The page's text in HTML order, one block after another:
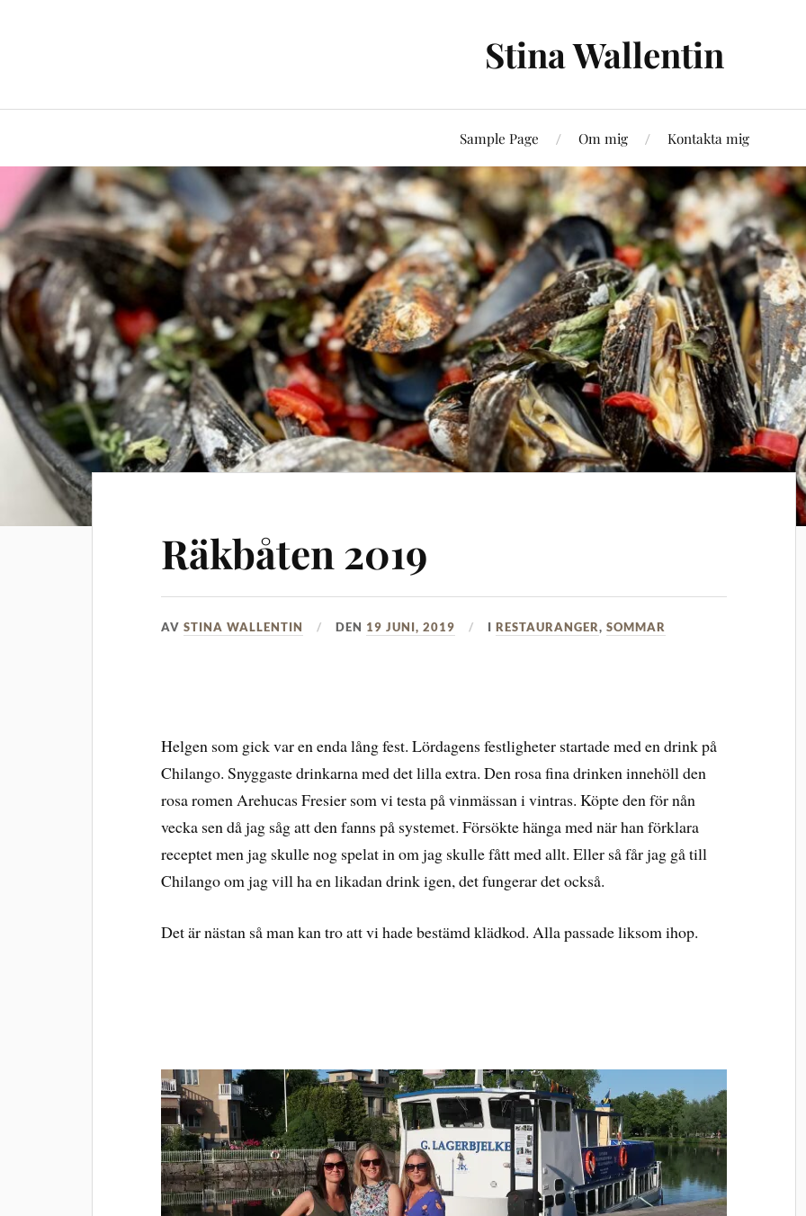
Stina Wallentin
Sample Page Om mig Kontakta mig
Räkbåten 2019
AVSTINA WALLENTIN DEN 19 JUNI, 2019 IRESTAURANGER,SOMMAR
Helgen som gick var en enda lång fest. Lördagens festligheter startade med en drink på
Chilango. Snyggaste drinkarna med det lilla extra. Den rosa fina drinken innehöll den
rosa romen Arehucas Fresier som vi testa på vinmässan i vintras. Köpte den för nån
vecka sen då jag såg att den fanns på systemet. Försökte hänga med när han förklara
receptet men jag skulle nog spelat in om jag skulle fått med allt. Eller så får jag gå till
Chilango om jag vill ha en likadan drink igen, det fungerar det också.
Det är nästan så man kan tro att vi hade bestämd klädkod. Alla passade liksom ihop.